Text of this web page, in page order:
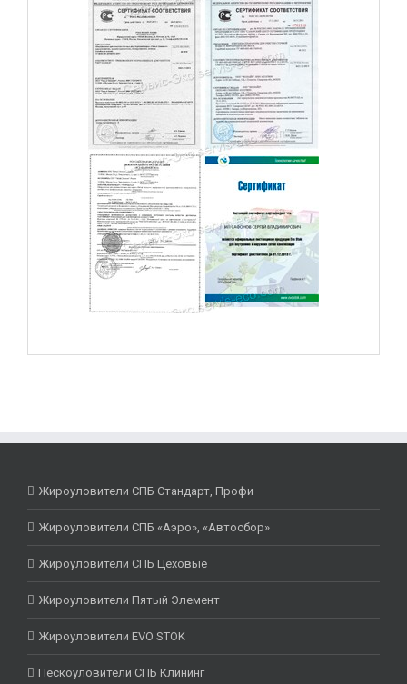
Жироуловители СПБ Стандарт, Профи
Жироуловители СПБ «Аэро», «Автосбор»
Жироуловители СПБ Цеховые
Жироуловители Пятый Элемент
Жироуловители EVO STOK
Пескоуловители СПБ Клининг